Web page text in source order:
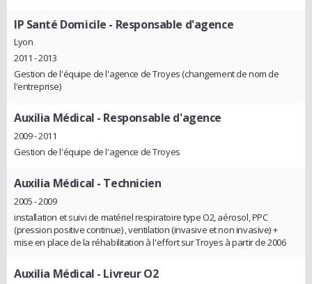
IP Santé Domicile - Responsable d'agence
Lyon
2011 - 2013
Gestion de l'équipe de l'agence de Troyes (changement de nom de
l'entreprise)
Auxilia Médical - Responsable d'agence
2009 - 2011
Gestion de l'équipe de l'agence de Troyes
Auxilia Médical - Technicien
2005 - 2009
installation et suivi de matériel respiratoire type O2, aérosol, PPC
(pression positive continue) , ventilation (invasive et non invasive) +
mise en place de la réhabilitation à l'effort sur Troyes à partir de 2006
Auxilia Médical - Livreur O2